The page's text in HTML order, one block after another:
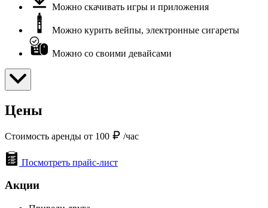
Можно скачивать игры и приложения
Можно курить вейпы, электронные сигареты
Можно со своими девайсами
Цены
Стоимость аренды от 100 /час
Посмотреть прайс-лист
Акции